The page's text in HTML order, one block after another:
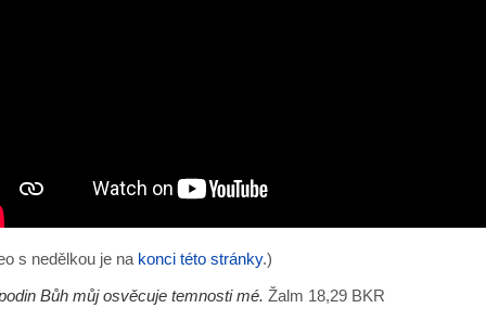
s nedělkou je na konci této stránky.)
Bůh můj osvěcuje temnosti mé.Žalm 18,29 BKR